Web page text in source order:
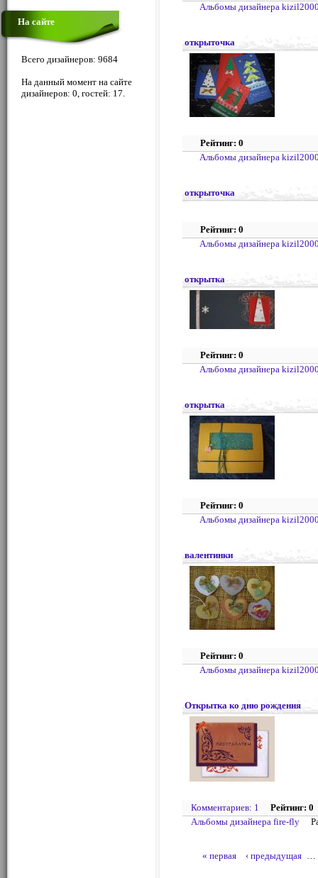
На сайте
Всего дизайнеров: 9684
На данный момент на сайте
дизайнеров: 0, гостей: 17.
Альбомы дизайнера
открыточка
Рейтинг: 0
Альбомы дизайнера
открыточка
Рейтинг: 0
Альбомы дизайнера
открытка
Рейтинг: 0
Альбомы дизайнера
открытка
Рейтинг: 0
Альбомы дизайнера
валентинки
Рейтинг: 0
Альбомы дизайнера
Открытка ко дню рождения
Комментариев: 1
Рейтинг: 0
Альбомы дизайнера fire-fly
« первая ‹ предыдущая …